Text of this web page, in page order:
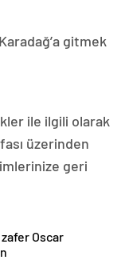
gitmek
ile ilgili olarak
üzerinden
geri
zafer Oscar